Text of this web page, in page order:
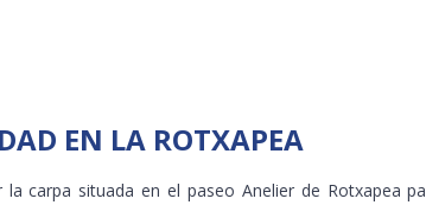
EN LA ROTXAPEA
carpa situada en el paseo Anelier de Rotxapea